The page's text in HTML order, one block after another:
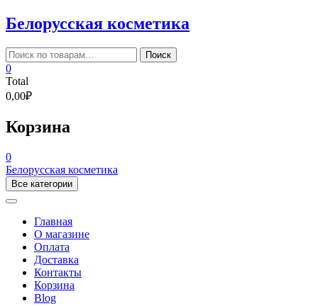
Skip
to
content
Белорусская косметика
Искать: Поиск
0
Total
0,00₽
Корзина
0
Белорусская косметика
Все категории
Главная
О магазине
Оплата
Доставка
Контакты
Корзина
Blog